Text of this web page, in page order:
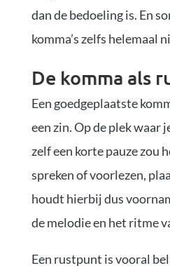
dan de bedoeling is. En
komma’s zelfs helemaal
De komma als
Een goedgeplaatste
een zin. Op de plek waar
zelf een korte pauze zou
spreken of voorlezen,
houdt hierbij dus
de melodie en het ritme
Een rustpunt is vooral